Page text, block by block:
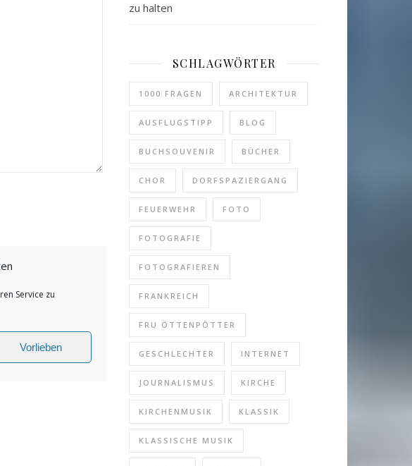
Service zu
Vorlieben
zu halten
SCHLAGWÖRTER
1000 FRAGEN ARCHITEKTUR
AUSFLUGSTIPP BLOG
BUCHSOUVENIR BÜCHER
CHOR DORFSPAZIERGANG
FEUERWEHR FOTO
FOTOGRAFIE
FOTOGRAFIEREN
FRANKREICH
FRU ÖTTENPÖTTER
GESCHLECHTER INTERNET
JOURNALISMUS KIRCHE
KIRCHENMUSIK KLASSIK
KLASSISCHE MUSIK